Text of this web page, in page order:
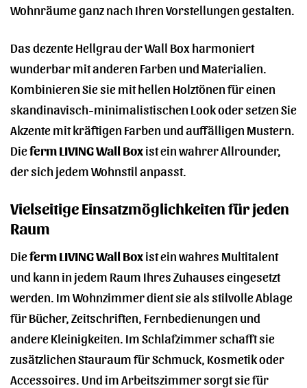
Wohnräume ganz nach Ihren Vorstellungen gestalten.
Das dezente Hellgrau der Wall Box harmoniert
wunderbar mit anderen Farben und Materialien.
Kombinieren Sie sie mit hellen Holztönen für einen
skandinavisch-minimalistischen Look oder setzen Sie
Akzente mit kräftigen Farben und auffälligen Mustern.
Dieferm LIVING Wall Boxist ein wahrer Allrounder,
der sich jedem Wohnstil anpasst.
Vielseitige Einsatzmöglichkeiten für jeden
Raum
Dieferm LIVING Wall Boxist ein wahres Multitalent
und kann in jedem Raum Ihres Zuhauses eingesetzt
werden. Im Wohnzimmer dient sie als stilvolle Ablage
für Bücher, Zeitschriften, Fernbedienungen und
andere Kleinigkeiten. Im Schlafzimmer schafft sie
zusätzlichen Stauraum für Schmuck, Kosmetik oder
Accessoires. Und im Arbeitszimmer sorgt sie für